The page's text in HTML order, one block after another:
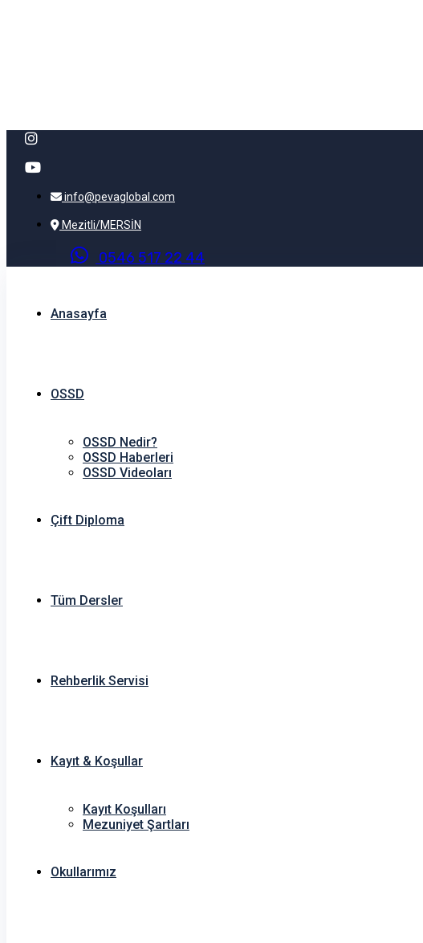
info@pevaglobal.com
Mezitli/MERSİN
0546 517 22 44
Anasayfa
OSSD
OSSD Nedir?
OSSD Haberleri
OSSD Videoları
Çift Diploma
Tüm Dersler
Rehberlik Servisi
Kayıt & Koşullar
Kayıt Koşulları
Mezuniyet Şartları
Okullarımız